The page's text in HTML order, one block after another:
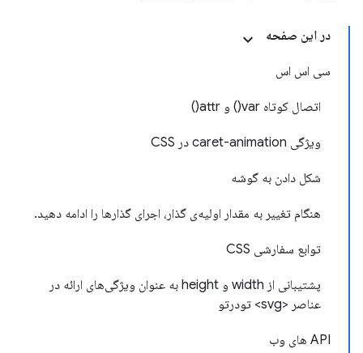
در این صفحه
سی اس اس
اتصال کوتاه var() و attr()
ویژگی caret-animation در CSS
شکل دادن به گوشه
هنگام تغییر به مقدار اولیه‌ی گذار، اجرای گذارها را ادامه دهید.
توابع سفارشی CSS
پشتیبانی از width و height به عنوان ویژگی‌های ارائه در
عناصر <svg> تودرتو
API های وب